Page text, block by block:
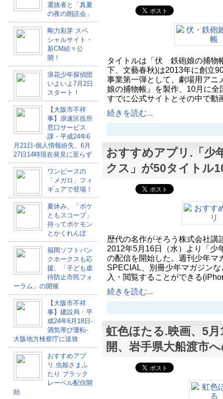
選抜者と「真夏
の夜の朗読会」
剛力彩芽 スペ
シャルサイト・
新CM続々公
開！
浪花少年探偵団
いよいよ7月2日
スタート！
【大阪市不祥
事】浪速区役所
窓口サービス
課・平成24年6
月21日-個人情報紛失、6月
27日14時現在発見に至らず
ワンピースの
「メガロ」フィ
ギュアで登場！
夏休み、「ポケ
ともスコープ」
持ってポケモン
とかくれんぼ
福岡ソフトバン
クホークスも応
援、「子ども虐
待防止市民フォ
ーラム」の開催
【大阪市不祥
事】建設局・平
成24年6月18日-
酒気帯び運転-
大阪地方検察庁に送致
おすすめアプ
リ.虫姫さまふ
たり ブラック
レーベル配信開
始
タイトルは「伏 鉄砲娘の捕物
下、文藝春秋)は2013年に創立
事業第一弾として、劇場用ア
娘の捕物帳』を製作、10月に
すでに公式サイトとその中で
続きを読む...
おすすめアプリ.「少
クス」が50タイトル
歴代の名作がそろう株式会社講
2012年5月16日（水）より「
の配信を開始した。週刊少年マ
SPECIAL、別冊少年マガジン
入・閲覧することができる
続きを読む...
虹色ほたる.映画、5
開、岩手県大船渡市